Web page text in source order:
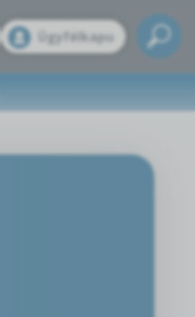
Ügyfélkapu